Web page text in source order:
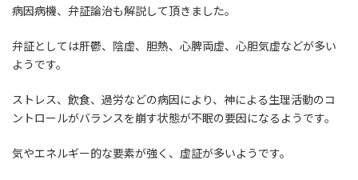
病因病機、弁証論治も解説して頂きました。
弁証としては肝鬱、陰虚、胆熱、心脾両虚、心胆気虚などが多い
ようです。
ストレス、飲食、過労などの病因により、神による生理活動のコ
ントロールがバランスを崩す状態が不眠の要因になるようです。
気やエネルギー的な要素が強く、虚証が多いようです。